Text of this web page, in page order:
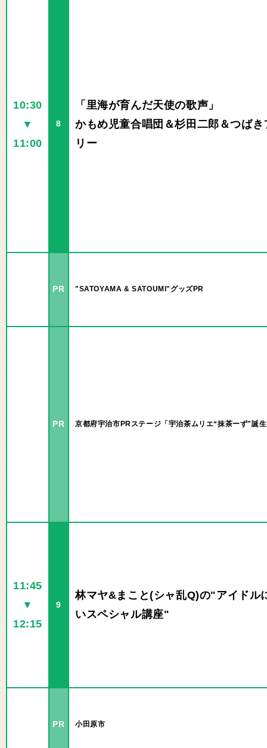
10:30
▼
11:00
8
「里海が育んだ天使の歌声」
かもめ児童合唱団＆杉田二郎＆つばき
リー
PR "SATOYAMA & SATOUMI"グッズPR
PR 京都府宇治市PRステージ「宇治茶ムリエ“抹茶ーず"誕
11:45
▼
12:15
9
林マヤ&まこと(シャ乱Q)の"アイドル
いスペシャル講座"
PR 小田原市